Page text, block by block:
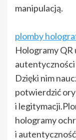
manipulacją.
plomby
Hologramy QR
Dzięki nim
potwierdzić
i
hologramy
i